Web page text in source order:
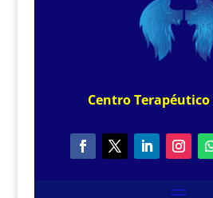
CentroTerapéutico